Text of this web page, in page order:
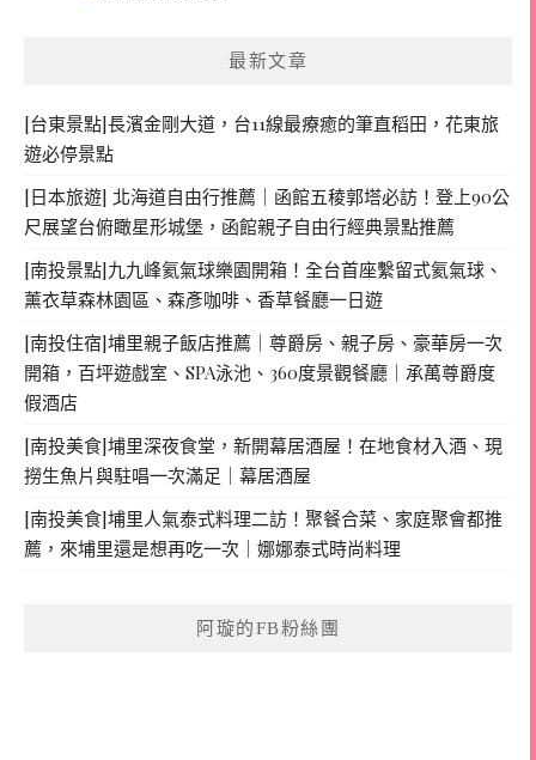
最新文章
[台東景點]長濱金剛大道，台11線最療癒的筆直稻田，花東旅
遊必停景點
[日本旅遊] 北海道自由行推薦｜函館五稜郭塔必訪！登上90公
尺展望台俯瞰星形城堡，函館親子自由行經典景點推薦
[南投景點]九九峰氦氣球樂園開箱！全台首座繫留式氦氣球、
薰衣草森林園區、森彥咖啡、香草餐廳一日遊
[南投住宿]埔里親子飯店推薦｜尊爵房、親子房、豪華房一次
開箱，百坪遊戲室、SPA泳池、360度景觀餐廳｜承萬尊爵度
假酒店
[南投美食]埔里深夜食堂，新開幕居酒屋！在地食材入酒、現
撈生魚片與駐唱一次滿足｜幕居酒屋
[南投美食]埔里人氣泰式料理二訪！聚餐合菜、家庭聚會都推
薦，來埔里還是想再吃一次｜娜娜泰式時尚料理
阿璇的FB粉絲團